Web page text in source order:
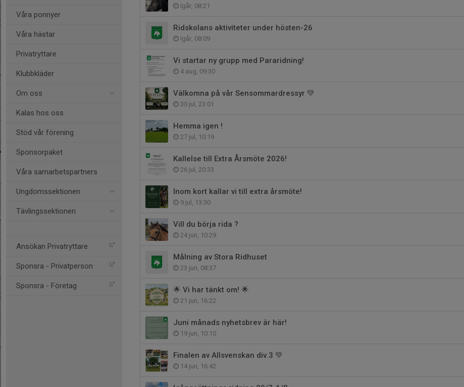
Våra ponnyer
Våra hästar
Privatryttare
Klubbkläder
Om oss
Kalas hos oss
Stöd vår förening
Sponsorpaket
Våra samarbetspartners
Ungdomssektionen
Tävlingssektionen
Ansökan Privatryttare
Sponsra - Privatperson
Sponsra - Företag
Igår, 08:21
Ridskolans aktiviteter under hösten-26
Igår, 08:09
Vi startar ny grupp med Pararidning!
4 aug, 09:30
Välkomna på vår Sensommardressyr 💚
30 jul, 23:01
Hemma igen !
27 jul, 10:19
Kallelse till Extra Årsmöte 2026!
26 jul, 20:33
Inom kort kallar vi till extra årsmöte!
9 jul, 13:30
Vill du börja rida ?
24 jun, 10:29
Målning av Stora Ridhuset
23 jun, 08:37
🌟 Vi har tänkt om! 🌟
21 jun, 16:22
Juni månads nyhetsbrev är här!
19 jun, 10:10
Finalen av Allsvenskan div.3 💚
14 jun, 16:42